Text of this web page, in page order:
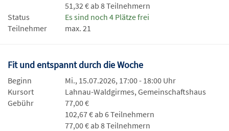
51,32 € ab 8 Teilnehmern
Status
Es sind noch 4 Plätze frei
Teilnehmer
max. 21
Fit und entspannt durch die Woche
Beginn
Mi., 15.07.2026, 17:00 - 18:00 Uhr
Kursort
Lahnau-Waldgirmes, Gemeinschaftshaus
Gebühr
77,00 €
102,67 € ab 6 Teilnehmern
77,00 € ab 8 Teilnehmern